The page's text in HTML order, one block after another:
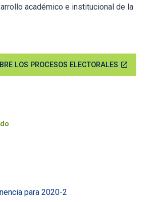
académico e institucional de la
LOS PROCESOS ELECTORALES open_in_new
para 2020-2